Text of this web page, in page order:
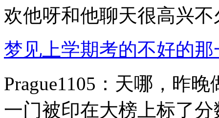
欢他呀和他聊天很高兴不
梦见上学期考的不好的
Prague1105：天哪，昨
一门被印在大榜上标了